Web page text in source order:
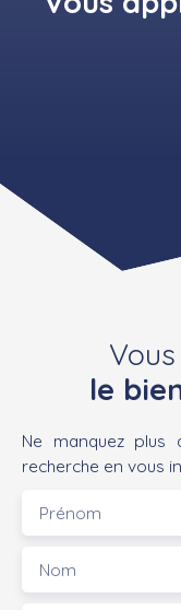
le
Ne manquez plus
recherche en vous
Prénom
Nom